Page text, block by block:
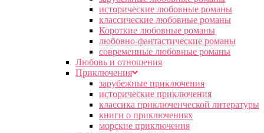
исторические любовные романы
классические любовные романы
Короткие любовные романы
любовно-фантастические романы
современные любовные романы
Любовь и отношения
Приключения
зарубежные приключения
исторические приключения
классика приключенческой литературы
книги о приключениях
морские приключения